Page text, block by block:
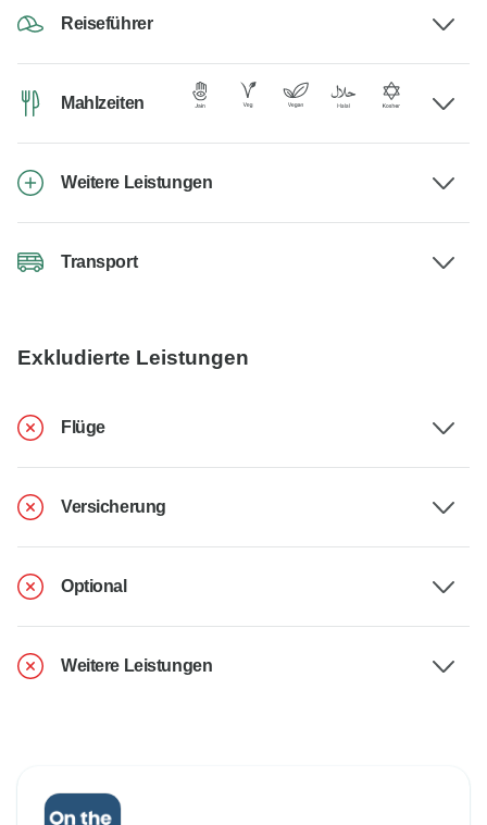
Reiseführer
Mahlzeiten
Weitere Leistungen
Transport
Exkludierte Leistungen
Flüge
Versicherung
Optional
Weitere Leistungen